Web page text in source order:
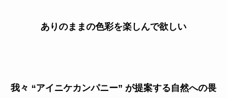
ありのままの色彩を楽しんで欲しい
我々 “アイニケカンパニー” が提案する自然への畏